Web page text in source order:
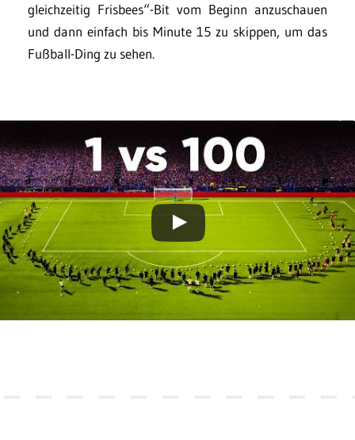
gleichzeitig Frisbees“-Bit vom Beginn anzuschauen
und dann einfach bis Minute 15 zu skippen, um das
Fußball-Ding zu sehen.